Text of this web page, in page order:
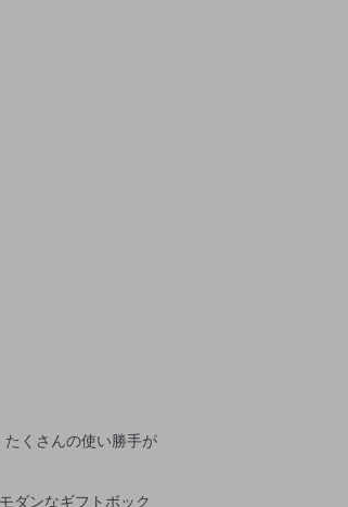
くさんの使い勝手が
ダンなギフトボック